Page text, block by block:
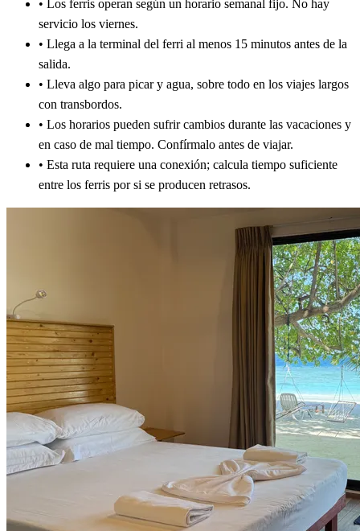
• Los ferris operan según un horario semanal fijo. No hay
servicio los viernes.
• Llega a la terminal del ferri al menos 15 minutos antes de la
salida.
• Lleva algo para picar y agua, sobre todo en los viajes largos
con transbordos.
• Los horarios pueden sufrir cambios durante las vacaciones y
en caso de mal tiempo. Confírmalo antes de viajar.
• Esta ruta requiere una conexión; calcula tiempo suficiente
entre los ferris por si se producen retrasos.